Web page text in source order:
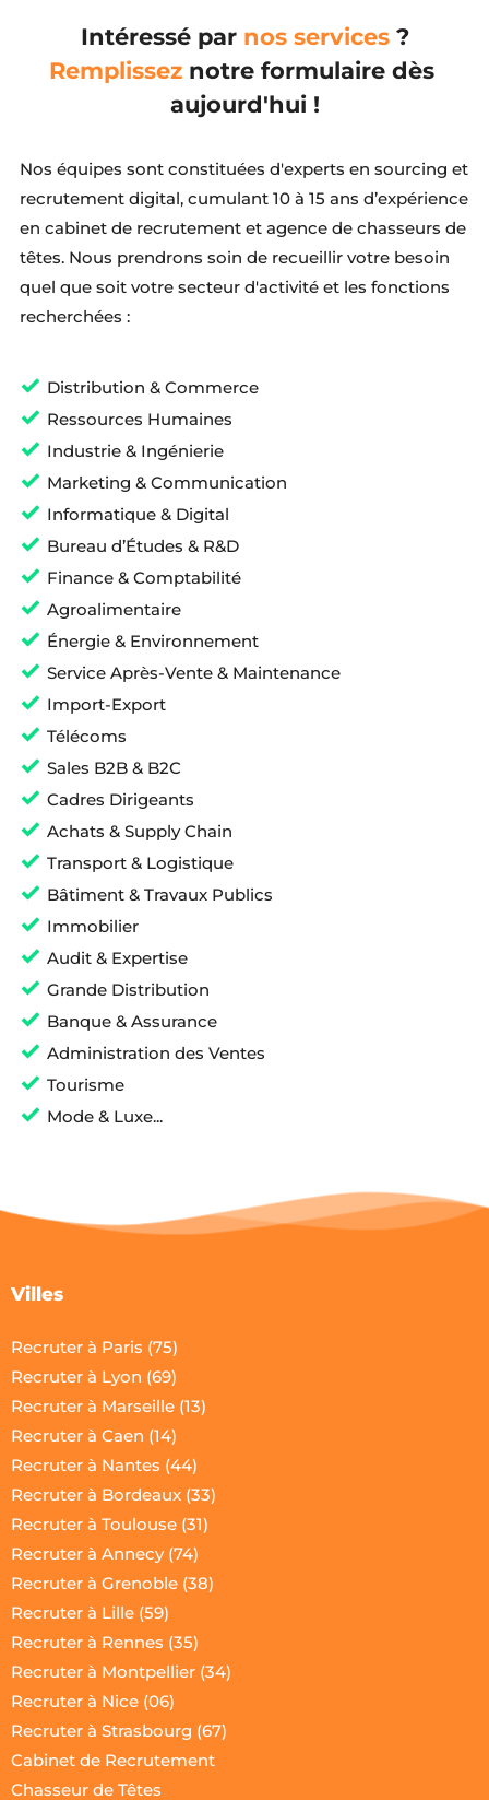
Intéressé par nos services ?
Remplissez notre formulaire dès
aujourd'hui !
Nos équipes sont constituées d'experts en sourcing et
recrutement digital, cumulant 10 à 15 ans d’expérience
en cabinet de recrutement et agence de chasseurs de
têtes. Nous prendrons soin de recueillir votre besoin
quel que soit votre secteur d'activité et les fonctions
recherchées :
Distribution & Commerce
Ressources Humaines
Industrie & Ingénierie
Marketing & Communication
Informatique & Digital
Bureau d’Études & R&D
Finance & Comptabilité
Agroalimentaire
Énergie & Environnement
Service Après-Vente & Maintenance
Import-Export
Télécoms
Sales B2B & B2C
Cadres Dirigeants
Achats & Supply Chain
Transport & Logistique
Bâtiment & Travaux Publics
Immobilier
Audit & Expertise
Grande Distribution
Banque & Assurance
Administration des Ventes
Tourisme
Mode & Luxe...
Villes
Recruter à Paris (75)
Recruter à Lyon (69)
Recruter à Marseille (13)
Recruter à Caen (14)
Recruter à Nantes (44)
Recruter à Bordeaux (33)
Recruter à Toulouse (31)
Recruter à Annecy (74)
Recruter à Grenoble (38)
Recruter à Lille (59)
Recruter à Rennes (35)
Recruter à Montpellier (34)
Recruter à Nice (06)
Recruter à Strasbourg (67)
Cabinet de Recrutement
Chasseur de Têtes